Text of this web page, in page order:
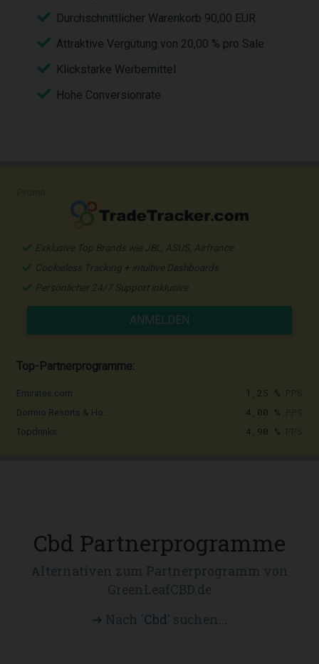
Durchschnittlicher Warenkorb 90,00 EUR
Attraktive Vergütung von 20,00 % pro Sale
Klickstarke Werbemittel
Hohe Conversionrate
Exklusive Top Brands wie JBL, ASUS, Airfrance
Cookieless Tracking + intuitive Dashboards
Persönlicher 24/7 Support inklusive
ANMELDEN
Top-Partnerprogramme:
Emirates.com 1,25 %
Dormio Resorts & Ho... 4,00 %
Topdrinks 4,90 %
Cbd Partnerprogramme
Cbd